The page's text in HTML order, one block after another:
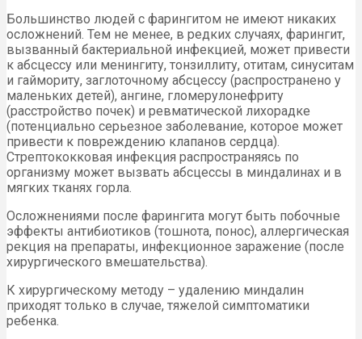
Большинство людей с фарингитом не имеют никаких
осложнений. Тем не менее, в редких случаях, фарингит,
вызванный бактериальной инфекцией, может привести
к абсцессу или менингиту, тонзиллиту, отитам, синуситам
и гаймориту, заглоточному абсцессу (распространено у
маленьких детей), ангине, гломерулонефриту
(расстройство почек) и ревматической лихорадке
(потенциально серьезное заболевание, которое может
привести к повреждению клапанов сердца).
Стрептококковая инфекция распространяясь по
организму может вызвать абсцессы в миндалинах и в
мягких тканях горла.
Осложнениями после фарингита могут быть побочные
эффекты антибиотиков (тошнота, понос), аллергическая
рекция на препараты, инфекционное заражение (после
хирургического вмешательства).
К хирургическому методу – удалению миндалин
приходят только в случае, тяжелой симптоматики
ребенка.